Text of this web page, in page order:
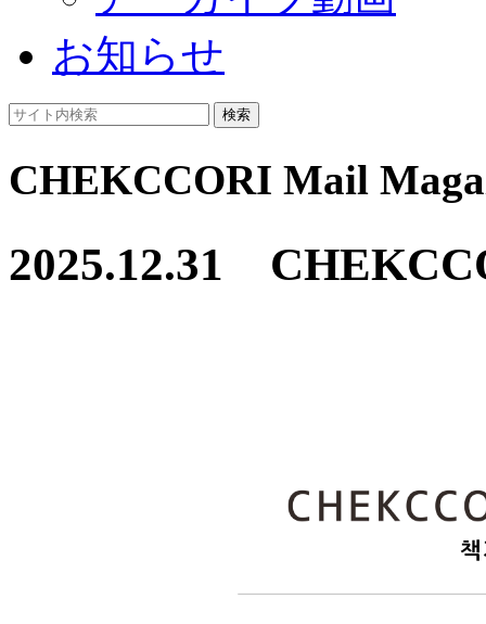
お知らせ
検索
CHEKCCORI Mail
2025.12.31